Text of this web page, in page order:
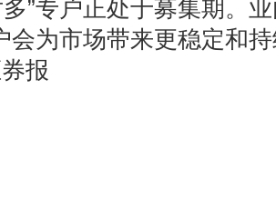
”专户正处于募集期。
会为市场带来更稳定和
报